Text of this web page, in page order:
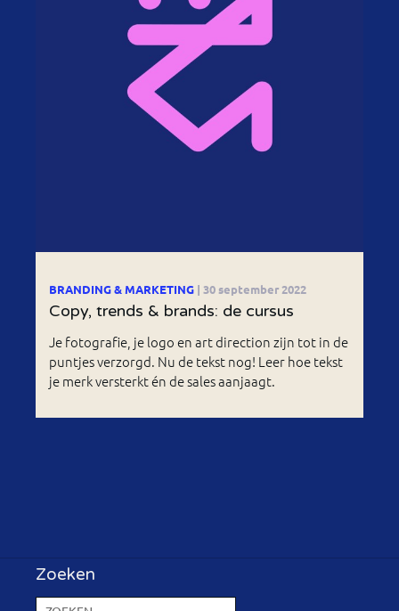
BRANDING & MARKETING | 30 september 2022
Copy, trends & brands: de cursus
Je fotografie, je logo en art direction zijn tot in de
puntjes verzorgd. Nu de tekst nog! Leer hoe tekst
je merk versterkt én de sales aanjaagt.
Zoeken